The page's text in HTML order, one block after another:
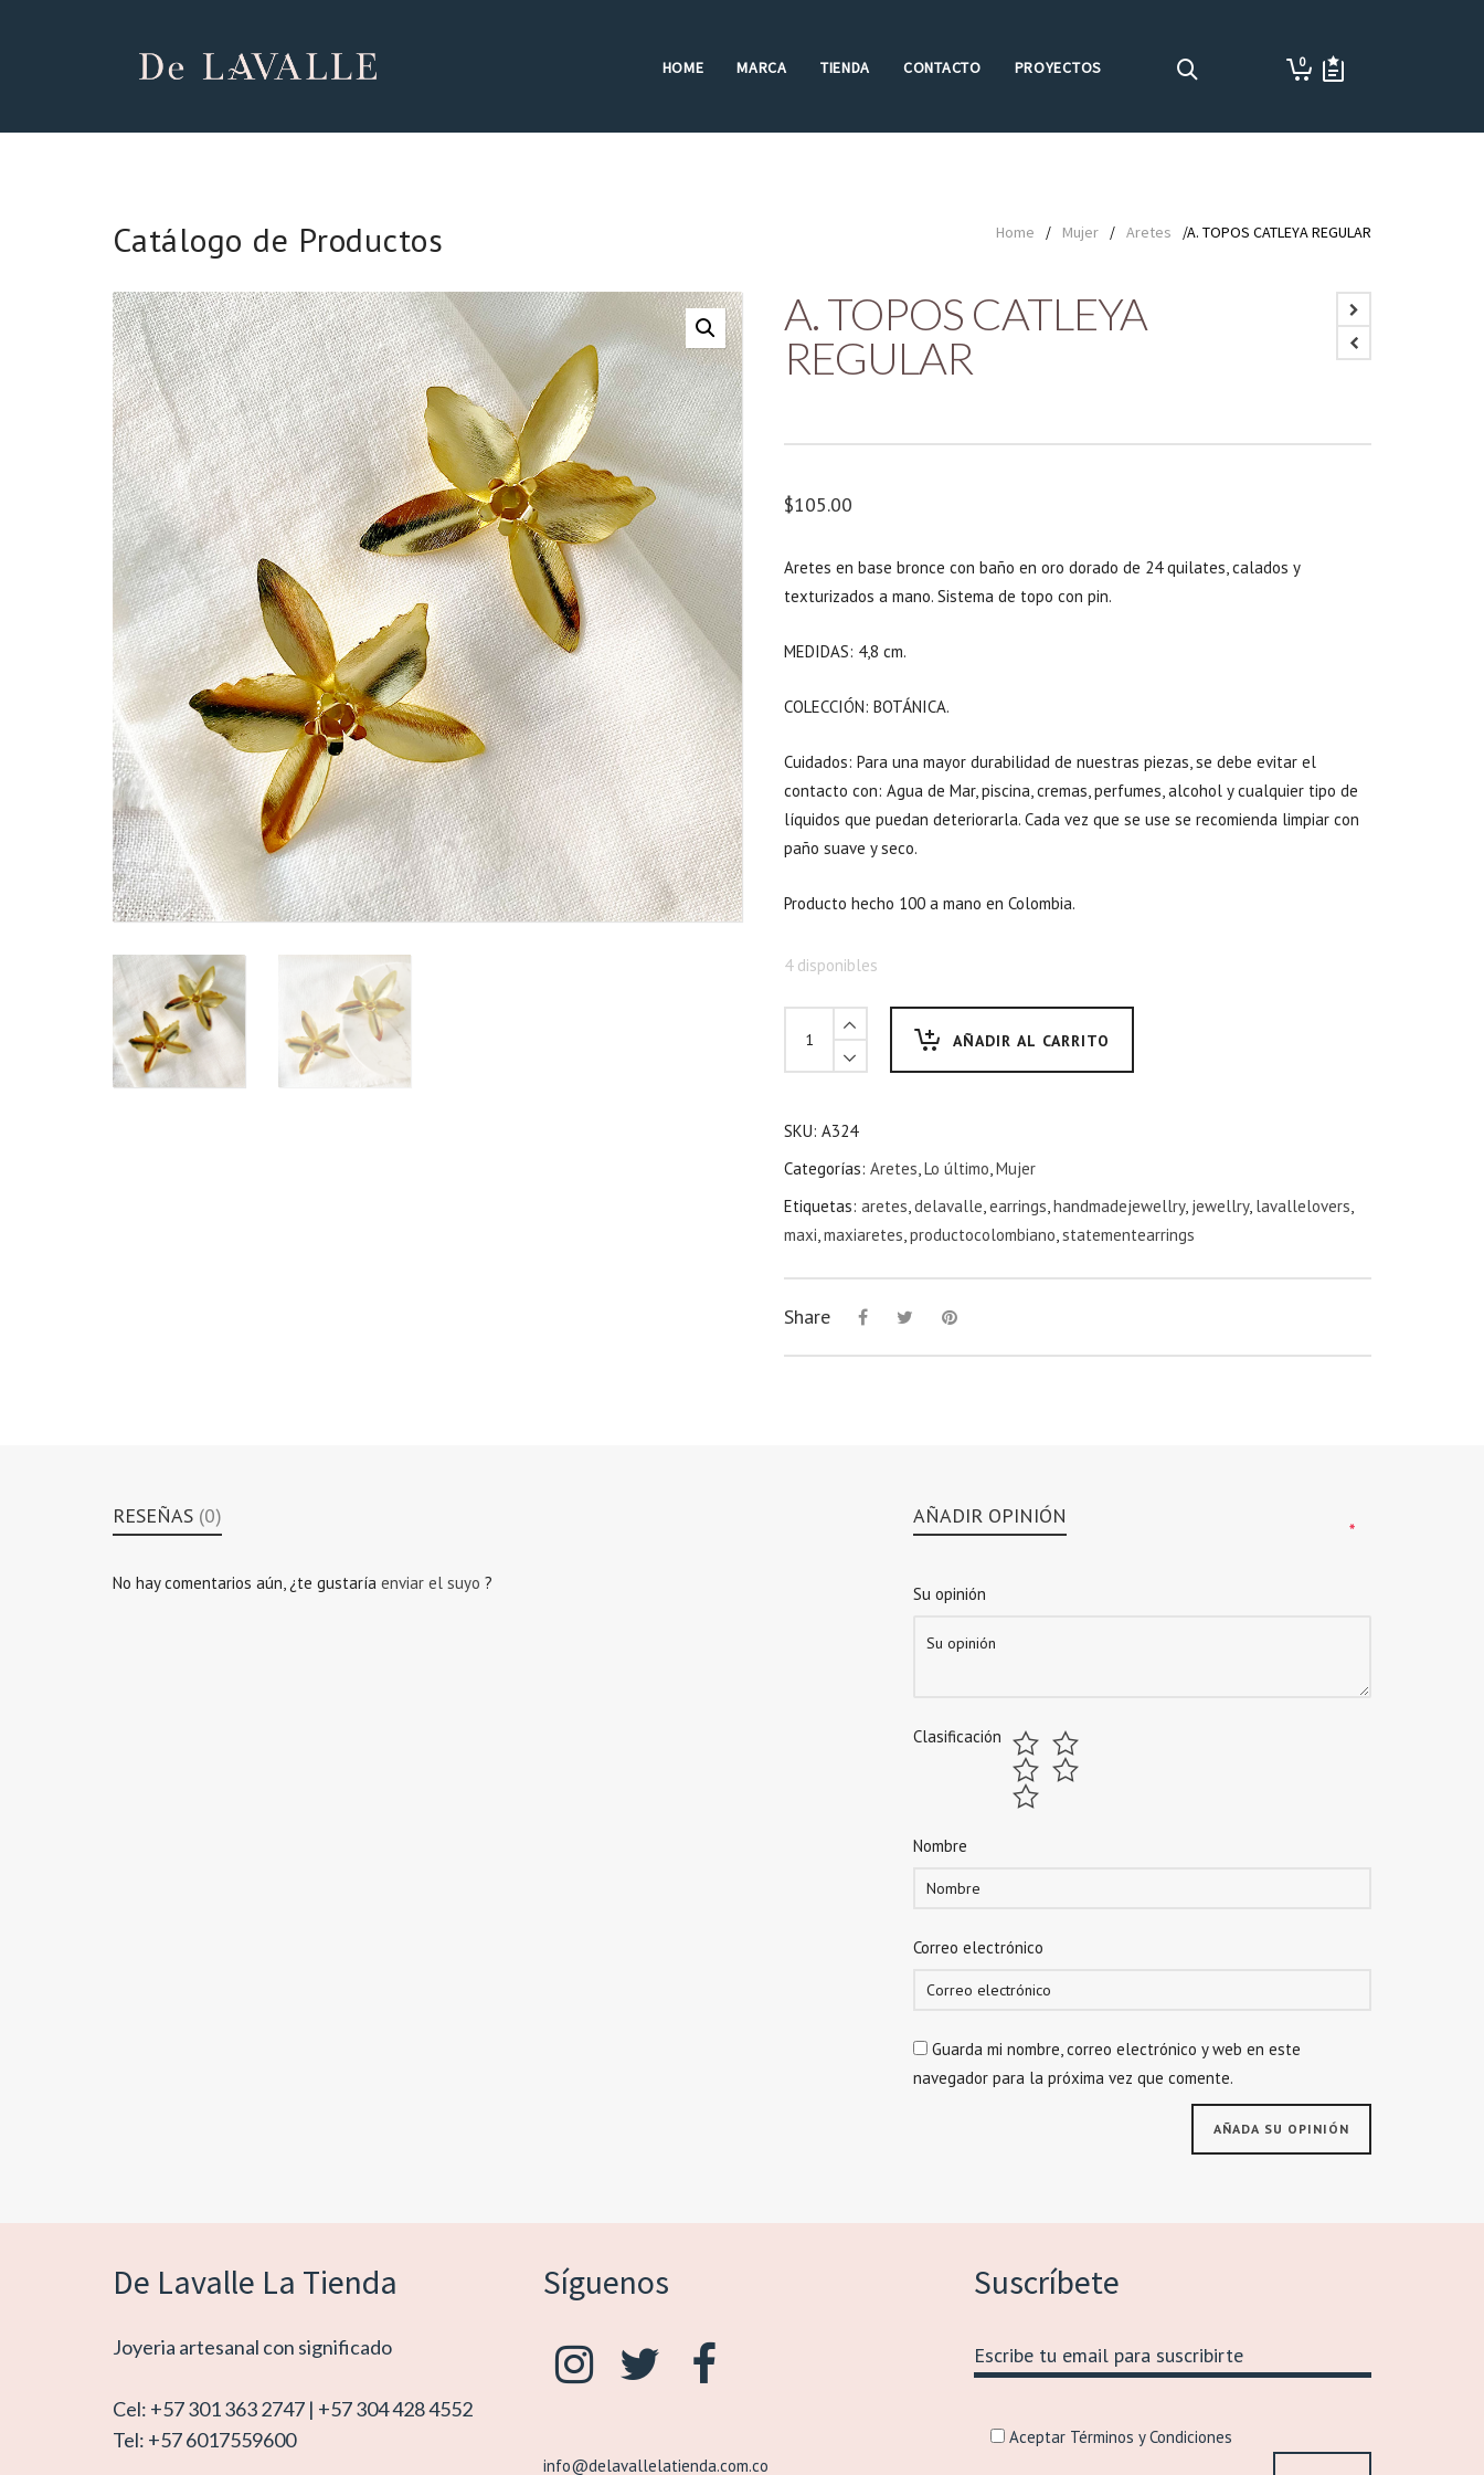
0
HOME MARCA TIENDA CONTACTO PROYECTOS
Catálogo de Productos Home / Mujer / Aretes /A. TOPOS CATLEYA REGULAR
A. TOPOS CATLEYA
REGULAR
$105.00
Aretes en base bronce con baño en oro dorado de 24 quilates, calados y
texturizados a mano. Sistema de topo con pin.
MEDIDAS: 4,8 cm.
COLECCIÓN: BOTÁNICA.
Cuidados: Para una mayor durabilidad de nuestras piezas, se debe evitar el
contacto con: Agua de Mar, piscina, cremas, perfumes, alcohol y cualquier tipo de
líquidos que puedan deteriorarla. Cada vez que se use se recomienda limpiar con
paño suave y seco.
Producto hecho 100 a mano en Colombia.
4 disponibles
AÑADIR AL CARRITO
SKU: A324
Categorías: Aretes Lo último Mujer
Etiquetas: aretes delavalle earrings handmadejewellry, jewellry, lavallelovers
maxi maxiaretes productocolombiano statementearrings
Share
RESEÑAS (0)
No hay comentarios aún, ¿te gustaría enviar el suyo ?
AÑADIR OPINIÓN
Su opinión
Clasificación
Nombre
*
Correo electrónico
*
Guarda mi nombre, correo electrónico y web en este
navegador para la próxima vez que comente.
De Lavalle La Tienda
Joyeria artesanal con significado
Cel: +57 301 363 2747 | +57 304 428 4552
Tel: +57 6017559600
Síguenos
info@delavallelatienda.com.co
Suscríbete
Aceptar Términos y Condiciones